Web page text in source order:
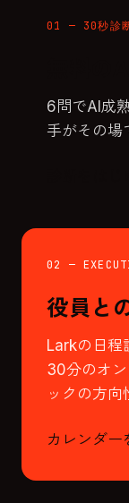
01 — 30秒診
6問でAI成
手がその場
02 —
役員と
Larkの日程
30分のオ
ックの方向
カレンダ